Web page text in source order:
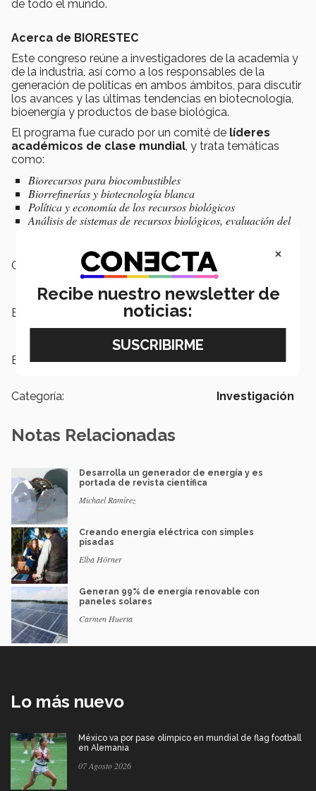
de todo el mundo.
Acerca de BIORESTEC
Este congreso reúne a investigadores de la academia y
de la industria, así como a los responsables de la
generación de políticas en ambos ámbitos, para discutir
los avances y las últimas tendencias en biotecnología,
bioenergía y productos de base biológica.
El programa fue curado por un comité de líderes
académicos de clase mundial , y trata temáticas
como:
Biorecursos para biocombustibles
Biorrefinerías y biotecnología blanca
Política y economía de los recursos biológicos
Análisis de sistemas de recursos biológicos, evaluación del
Campus:
Escuelas: Ingeniería y Ciencias
Etiquetas: Premios, Investigación, Bioenergía
Categoría: Investigación
Notas Relacionadas
Desarrolla un generador de energía y es
portada de revista científica
Michael Ramírez
Creando energía eléctrica con simples
pisadas
Elba Hörner
Generan 99% de energía renovable con
paneles solares
Carmen Huerta
Lo más nuevo
México va por pase olímpico en mundial de flag football
en Alemania
07 Agosto 2026
×
Recibe nuestro newsletter de
noticias: